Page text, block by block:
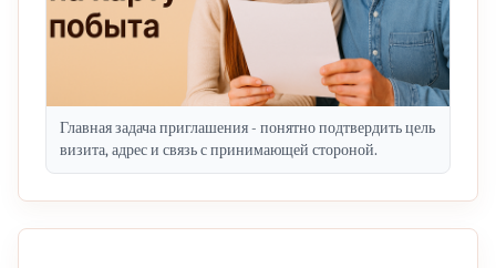
Главная задача приглашения - понятно подтвердить цель
визита, адрес и связь с принимающей стороной.